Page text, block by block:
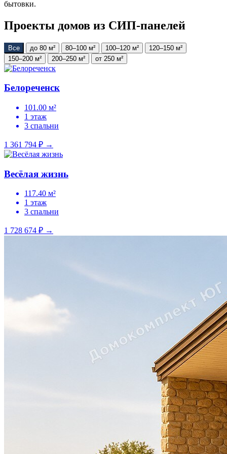
бытовки.
Проекты домов из СИП-панелей
Все до 80 м² 80–100 м² 100–120 м²
120–150 м²
150–200 м²
200–250 м² от 250 м²
Белореченск
101.00 м²
1 этаж
3 спальни
1 361 794 ₽ →
Весёлая жизнь
117.40 м²
1 этаж
3 спальни
1 728 674 ₽ →